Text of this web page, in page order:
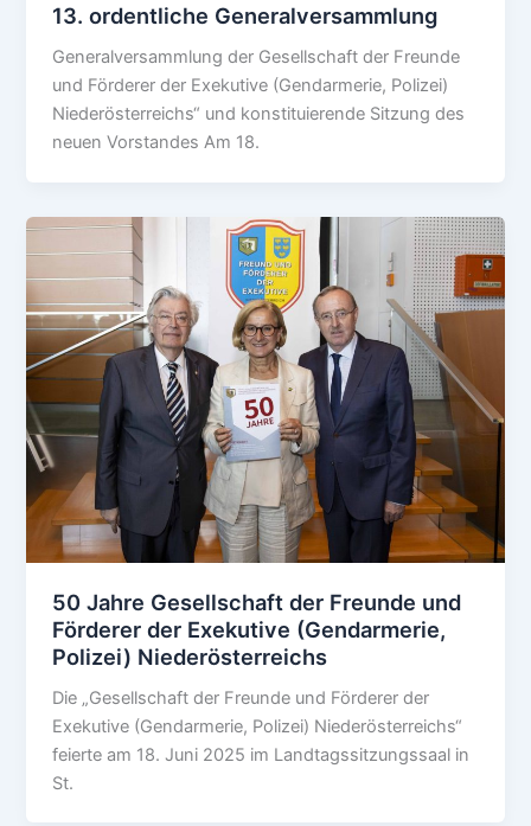
13. ordentliche Generalversammlung
Generalversammlung der Gesellschaft der Freunde
und Förderer der Exekutive (Gendarmerie, Polizei)
Niederösterreichs“ und konstituierende Sitzung des
neuen Vorstandes Am 18.
50 Jahre Gesellschaft der Freunde und
Förderer der Exekutive (Gendarmerie,
Polizei) Niederösterreichs
Die „Gesellschaft der Freunde und Förderer der
Exekutive (Gendarmerie, Polizei) Niederösterreichs“
feierte am 18. Juni 2025 im Landtagssitzungssaal in
St.